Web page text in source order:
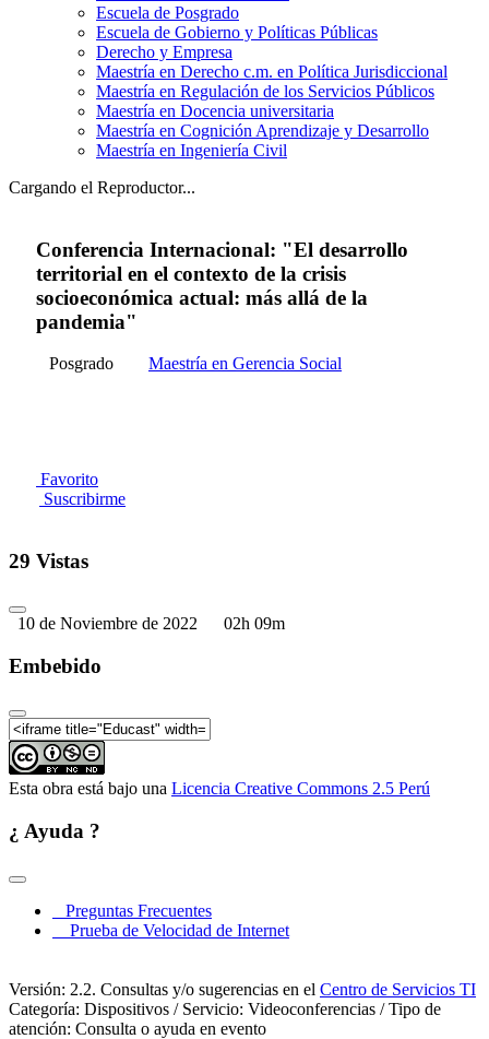
Escuela de Posgrado
Escuela de Gobierno y Políticas Públicas
Derecho y Empresa
Maestría en Derecho c.m. en Política Jurisdiccional
Maestría en Regulación de los Servicios Públicos
Maestría en Docencia universitaria
Maestría en Cognición Aprendizaje y Desarrollo
Maestría en Ingeniería Civil
Cargando el Reproductor...
Conferencia Internacional: "El desarrollo
territorial en el contexto de la crisis
socioeconómica actual: más allá de la
pandemia"
Posgrado Maestría en Gerencia Social
Favorito
Suscribirme
29 Vistas
10 de Noviembre de 2022 02h 09m
Embebido
Esta obra está bajo una Licencia Creative Commons 2.5 Perú
¿ Ayuda ?
Preguntas Frecuentes
Prueba de Velocidad de Internet
Versión: 2.2. Consultas y/o sugerencias en el Centro de Servicios TI
Categoría: Dispositivos / Servicio: Videoconferencias / Tipo de
atención: Consulta o ayuda en evento